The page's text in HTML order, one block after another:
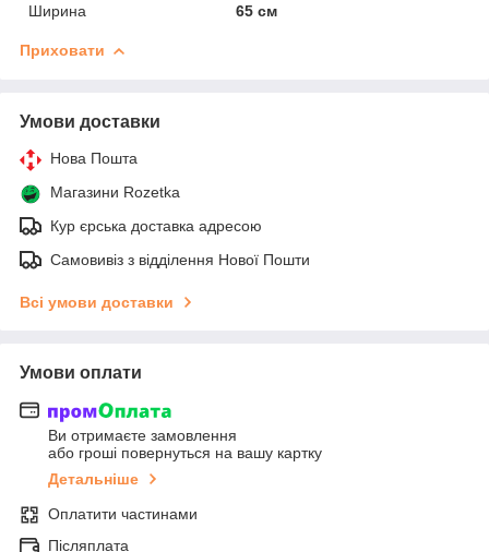
Ширина
65 см
Приховати
Умови доставки
Нова Пошта
Магазини Rozetka
Кур єрська доставка адресою
Самовивіз з відділення Нової Пошти
Всі умови доставки
Умови оплати
Ви отримаєте замовлення
або гроші повернуться на вашу картку
Детальніше
Оплатити частинами
Післяплата